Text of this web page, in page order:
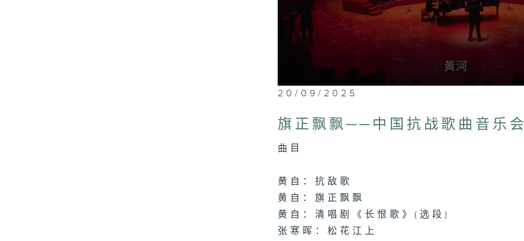
0
seconds
1
hour,
minutes,
6
90%
20/09/2025
旗正飘飘──中国抗战歌曲音乐会
曲目
黄自：抗敌歌
黄自：旗正飘飘
黄自：清唱剧《长恨歌》(选段)
张寒晖：松花江上